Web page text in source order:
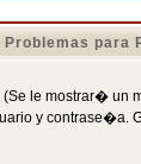
Problemas para
le mostrar�
y